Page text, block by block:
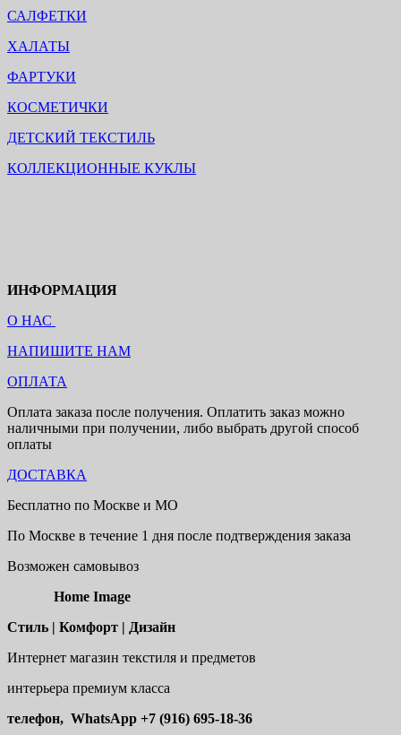
САЛФЕТКИ
ХАЛАТЫ
ФАРТУКИ
КОСМЕТИЧКИ
ДЕТСКИЙ ТЕКСТИЛЬ
КОЛЛЕКЦИОННЫЕ КУКЛЫ
ИНФОРМАЦИЯ
О НАС
НАПИШИТЕ НАМ
ОПЛАТА
Оплата заказа после получения. Оплатить заказ можно
наличными при получении, либо выбрать другой способ
оплаты
ДОСТАВКА
Бесплатно по Москве и МО
По Москве в течение 1 дня после подтверждения заказа
Возможен самовывоз
Home Image
Стиль | Комфорт | Дизайн
Интернет магазин текстиля и предметов
интерьера премиум класса
телефон, WhatsApp +7 (916) 695-18-36